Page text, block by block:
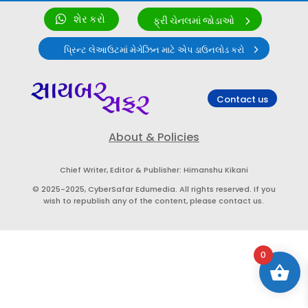
શેર કરો ફ્રી ચેનલમાં જોડાઓ
પ્રિન્ટ લેઆઉટમાં મેગેઝિન માટે એપ ડાઉનલોડ કરો
Contact us
About & Policies
Chief Writer, Editor & Publisher: Himanshu Kikani
© 2025-2025, CyberSafar Edumedia. All rights reserved. If you
wish to republish any of the content, please contact us.
0